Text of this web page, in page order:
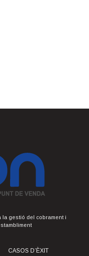
gestió del cobrament i
CASOS D’ÈXIT